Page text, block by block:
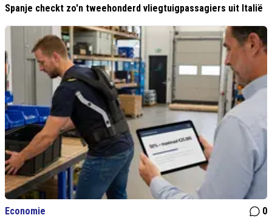
Spanje checkt zo'n tweehonderd vliegtuigpassagiers uit Italië
Economie
0